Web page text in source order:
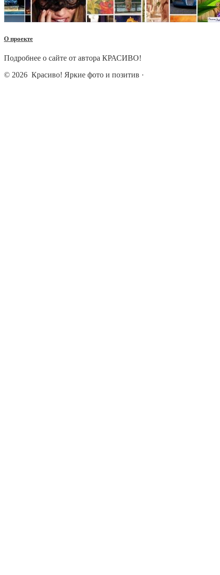
О проекте
Подробнее о сайте от автора КРАСИВО!
© 2026 Красиво! Яркие фото и позитив ·